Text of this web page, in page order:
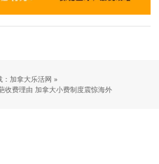
：加拿大乐活网 »
收费理由 加拿大小费制度震惊海外